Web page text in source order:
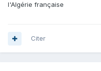
l'Algérie française
Citer